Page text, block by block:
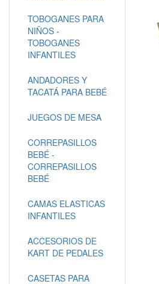
TOBOGANES PARA
NIÑOS -
TOBOGANES
INFANTILES
ANDADORES Y
TACATÁ PARA BEBÉ
JUEGOS DE MESA
CORREPASILLOS
BEBÉ -
CORREPASILLOS
BEBÉ
CAMAS ELASTICAS
INFANTILES
ACCESORIOS DE
KART DE PEDALES
CASETAS PARA